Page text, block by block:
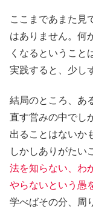
ここまであまた見
はありません。何
くなるということ
実践すると、少し
結局のところ、あ
直す営みの中でし
出ることはないか
しかしありがたい
法を知らない、わ
やらないという愚
学べばその分、周